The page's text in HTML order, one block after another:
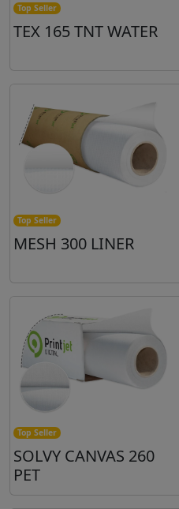
Top Seller
TEX 165 TNT WATER
Top Seller
MESH 300 LINER
Top Seller
SOLVY CANVAS 260
PET